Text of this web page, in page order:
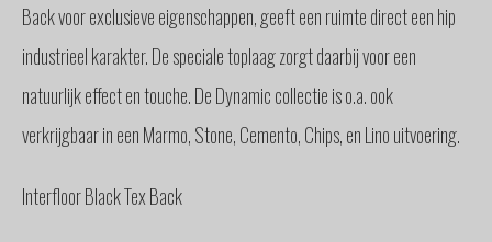
NIEUWS
TEAM
STEL
EEN
VRAAG
Back voor exclusieve eigenschappen, geeft een ruimte direct een hip
industrieel karakter. De speciale toplaag zorgt daarbij voor een
natuurlijk effect en touche. De Dynamic collectie is o.a. ook
verkrijgbaar in een Marmo, Stone, Cemento, Chips, en Lino uitvoering.
Interfloor Black Tex Back